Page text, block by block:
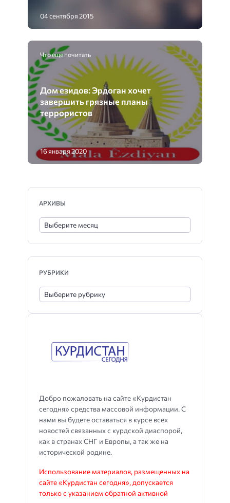
04 сентября 2015
Что еще почитать
Дом езидов: Эрдоган хочет
завершить грязные планы
террористов
16 января 2020
Добро пожаловать на сайте «Курдистан
сегодня» средства массовой информации. С
нами вы будете оставаться в курсе всех
новостей связанных с курдской диаспорой,
как в странах СНГ и Европы, а так же на
исторической родине.
Использование материалов, размещенных на
сайте «Курдистан сегодня», допускается
только с указанием обратной активной
АРХИВЫ
РУБРИКИ